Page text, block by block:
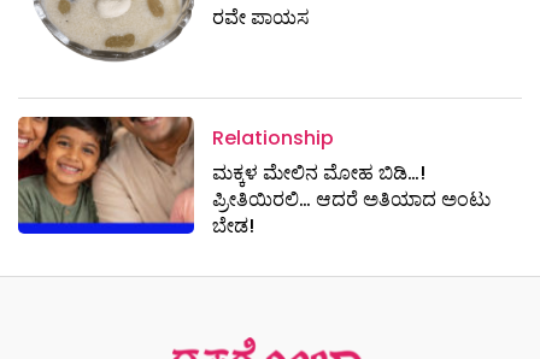
ರವೇ ಪಾಯಸ
Relationship
ಮಕ್ಕಳ ಮೇಲಿನ ಮೋಹ ಬಿಡಿ…!
ಪ್ರೀತಿಯಿರಲಿ… ಆದರೆ ಅತಿಯಾದ ಅಂಟು
ಬೇಡ!